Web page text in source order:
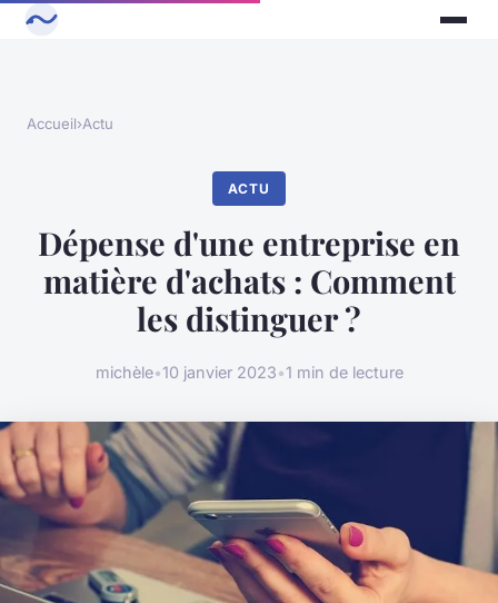
Accueil›Actu
ACTU
Dépense d'une entreprise en
matière d'achats : Comment
les distinguer ?
michèle•10 janvier 2023•1 min de lecture